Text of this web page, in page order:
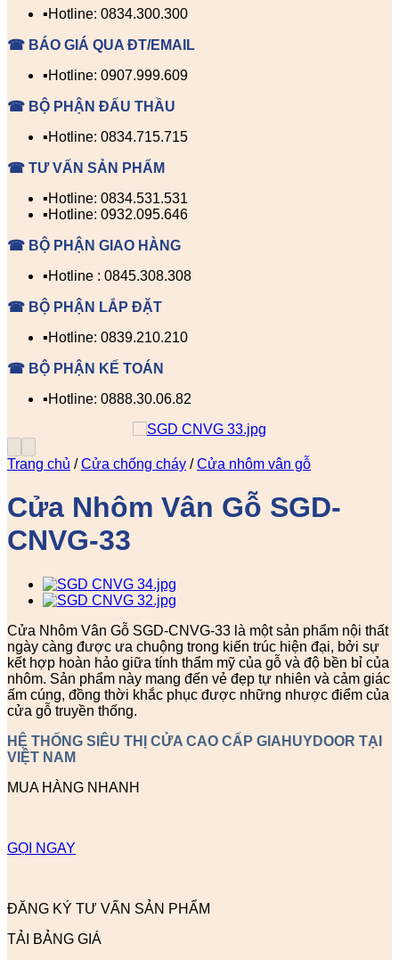
▪️Hotline: 0834.300.300
☎ BÁO GIÁ QUA ĐT/EMAIL
▪️Hotline: 0907.999.609
☎ BỘ PHẬN ĐẤU THẦU
▪️Hotline: 0834.715.715
☎ TƯ VẤN SẢN PHẨM
▪️Hotline: 0834.531.531
▪️Hotline: 0932.095.646
☎ BỘ PHẬN GIAO HÀNG
▪️Hotline : 0845.308.308
☎ BỘ PHẬN LẮP ĐẶT
▪️Hotline: 0839.210.210
☎ BỘ PHẬN KẾ TOÁN
▪️Hotline: 0888.30.06.82
Trang chủ / Cửa chống cháy / Cửa nhôm vân gỗ
Cửa Nhôm Vân Gỗ SGD-
CNVG-33
Cửa Nhôm Vân Gỗ SGD-CNVG-33 là một sản phẩm nội thất
ngày càng được ưa chuộng trong kiến trúc hiện đại, bởi sự
kết hợp hoàn hảo giữa tính thẩm mỹ của gỗ và độ bền bỉ của
nhôm. Sản phẩm này mang đến vẻ đẹp tự nhiên và cảm giác
ấm cúng, đồng thời khắc phục được những nhược điểm của
cửa gỗ truyền thống.
HỆ THỐNG SIÊU THỊ CỬA CAO CẤP GIAHUYDOOR TẠI
VIỆT NAM
MUA HÀNG NHANH
GỌI NGAY
ĐĂNG KÝ TƯ VẤN SẢN PHẨM
TẢI BẢNG GIÁ